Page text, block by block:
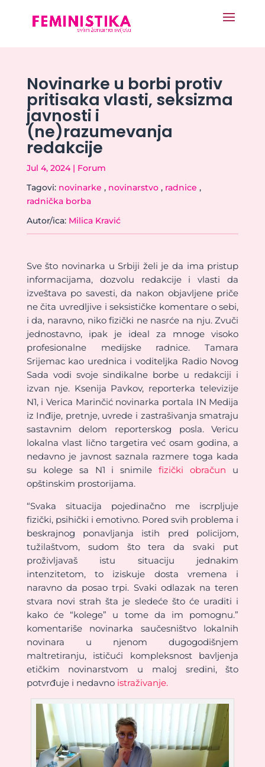
Novinarke u borbi protiv
pritisaka vlasti, seksizma
javnosti i
(ne)razumevanja
redakcije
Jul 4, 2024| Forum
Tagovi: novinarke , novinarstvo, radnice ,
radnička borba
Autor/ica: Milica Kravić
Sve što novinarka u Srbiji želi je da ima pristup
informacijama, dozvolu redakcije i vlasti da
izveštava po savesti, da nakon objavljene priče
ne čita uvredljive i seksističke komentare o sebi,
i da, naravno, niko fizički ne nasrće na nju. Zvuči
jednostavno, ipak je ideal za mnoge visoko
profesionalne medijske radnice. Tamara
Srijemac kao urednica i voditeljka Radio Novog
Sada vodi svoje sindikalne borbe u redakciji i
izvan nje. Ksenija Pavkov, reporterka televizije
N1, i Verica Marinčić novinarka portala IN Medija
iz Inđije, pretnje, uvrede i zastrašivanja smatraju
sastavnim delom reporterskog posla. Vericu
lokalna vlast lično targetira već osam godina, a
nedavno je javnost saznala razmere toga kada
su kolege sa N1 i snimilefizički obračun u
opštinskim prostorijama.
“Svaka situacija pojedinačno me iscrpljuje
fizički, psihički i emotivno. Pored svih problema i
beskrajnog ponavljanja istih pred policijom,
tužilaštvom, sudom što tera da svaki put
proživljavaš istu situaciju jednakim
intenzitetom, to iziskuje dosta vremena i
naravno da posao trpi. Svaki odlazak na teren
stvara novi strah šta je sledeće što će uraditi i
kako će “kolege” u tome da im pomognu.”
komentariše novinarka saučesništvo lokalnih
novinara u njenom dugogodišnjem
maltretiranju, ističući kompleksnost bavljenja
etičkim novinarstvom u maloj sredini, što
potvrđuje i nedavno istraživanje.